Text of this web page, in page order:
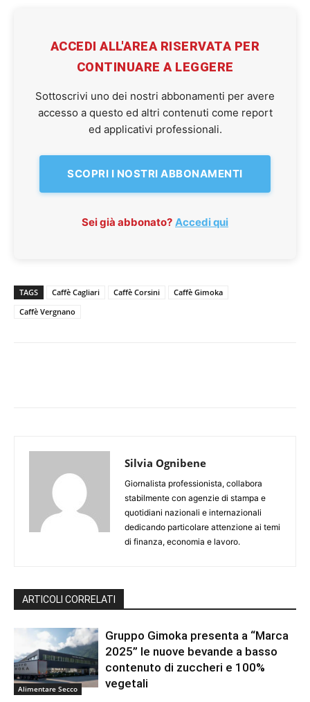
ACCEDI ALL'AREA RISERVATA PER
CONTINUARE A LEGGERE
Sottoscrivi uno dei nostri abbonamenti per avere
accesso a questo ed altri contenuti come report
ed applicativi professionali.
SCOPRI I NOSTRI ABBONAMENTI
Sei già abbonato? Accedi qui
TAGS Caffè Cagliari Caffè Corsini
Caffè Gimoka
Caffè Vergnano
Silvia Ognibene
Giornalista professionista, collabora
stabilmente con agenzie di stampa e
quotidiani nazionali e internazionali
dedicando particolare attenzione ai temi
di finanza, economia e lavoro.
ARTICOLI CORRELATI
Alimentare Secco
Gruppo Gimoka presenta a “Marca
2025” le nuove bevande a basso
contenuto di zuccheri e 100%
vegetali